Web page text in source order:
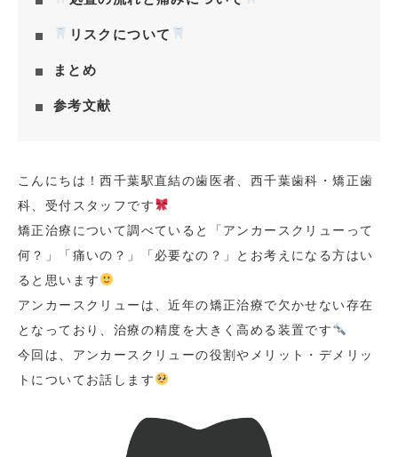
リスクについて
まとめ
参考文献
こんにちは！西千葉駅直結の歯医者、西千葉歯科・矯正歯
科、受付スタッフです
矯正治療について調べていると「アンカースクリューって
何？」「痛いの？」「必要なの？」とお考えになる方はい
ると思います
アンカースクリューは、近年の矯正治療で欠かせない存在
となっており、治療の精度を大きく高める装置です
今回は、アンカースクリューの役割やメリット・デメリッ
トについてお話します